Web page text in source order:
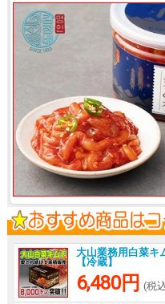
大山業務用白菜キ
【冷蔵】
6,480円 (税